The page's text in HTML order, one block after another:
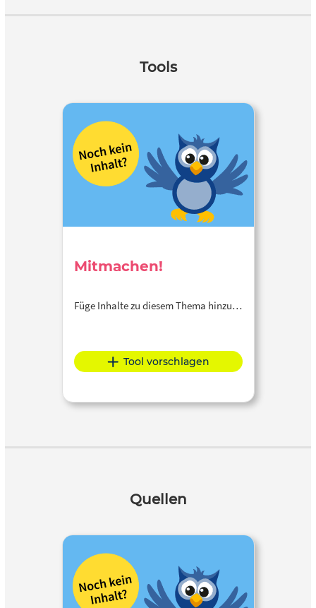
Tools
Mitmachen!
Füge Inhalte zu diesem Thema hinzu…
Tool vorschlagen
Quellen